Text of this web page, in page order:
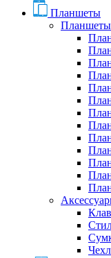
Планшеты
Планшеты